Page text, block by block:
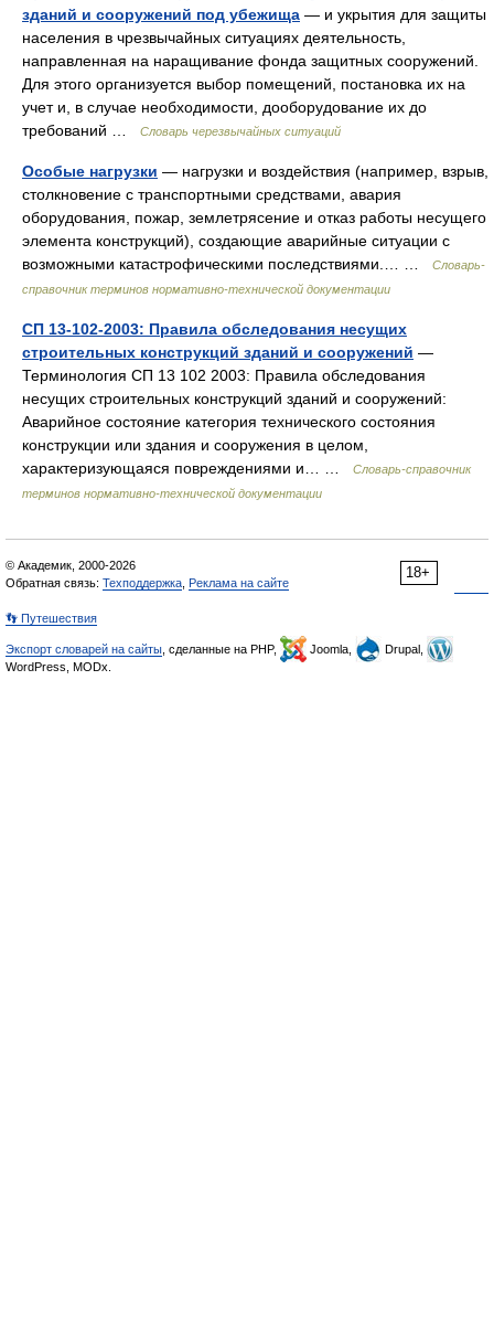
зданий и сооружений под убежища — и укрытия для защиты
населения в чрезвычайных ситуациях деятельность,
направленная на наращивание фонда защитных сооружений.
Для этого организуется выбор помещений, постановка их на
учет и, в случае необходимости, дооборудование их до
требований …
Словарь черезвычайных ситуаций
Особые нагрузки — нагрузки и воздействия (например, взрыв,
столкновение с транспортными средствами, авария
оборудования, пожар, землетрясение и отказ работы несущего
элемента конструкций), создающие аварийные ситуации с
возможными катастрофическими последствиями.… …
Словарь-
справочник терминов нормативно-технической документации
СП 13-102-2003: Правила обследования несущих
строительных конструкций зданий и сооружений —
Терминология СП 13 102 2003: Правила обследования
несущих строительных конструкций зданий и сооружений:
Аварийное состояние категория технического состояния
конструкции или здания и сооружения в целом,
характеризующаяся повреждениями и… …
Словарь-справочник
терминов нормативно-технической документации
18+
© Академик, 2000-2026
Обратная связь: Техподдержка Реклама на сайте
👣 Путешествия
Экспорт словарей на сайты , сделанные на PHP, Joomla,
Drupal,
WordPress, MODx.